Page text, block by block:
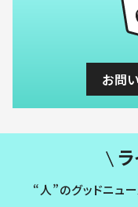
お問
“人”のグッドニュ